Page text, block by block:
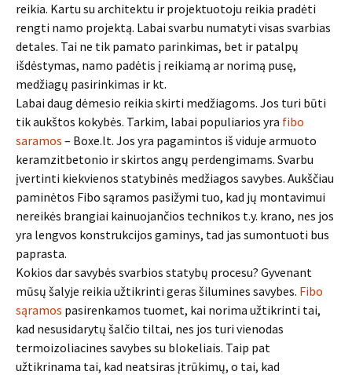
reikia. Kartu su architektu ir projektuotoju reikia pradėti
rengti namo projektą. Labai svarbu numatyti visas svarbias
detales. Tai ne tik pamato parinkimas, bet ir patalpų
išdėstymas, namo padėtis į reikiamą ar norimą pusę,
medžiagų pasirinkimas ir kt.
Labai daug dėmesio reikia skirti medžiagoms. Jos turi būti
tik aukštos kokybės. Tarkim, labai populiarios yra fibo
saramos – Boxe.lt. Jos yra pagamintos iš viduje armuoto
keramzitbetonio ir skirtos angų perdengimams. Svarbu
įvertinti kiekvienos statybinės medžiagos savybes. Aukščiau
paminėtos Fibo sąramos pasižymi tuo, kad jų montavimui
nereikės brangiai kainuojančios technikos t.y. krano, nes jos
yra lengvos konstrukcijos gaminys, tad jas sumontuoti bus
paprasta.
Kokios dar savybės svarbios statybų procesu? Gyvenant
mūsų šalyje reikia užtikrinti geras šilumines savybes. Fibo
sąramos pasirenkamos tuomet, kai norima užtikrinti tai,
kad nesusidarytų šalčio tiltai, nes jos turi vienodas
termoizoliacines savybes su blokeliais. Taip pat
užtikrinama tai, kad neatsiras įtrūkimų, o tai, kad